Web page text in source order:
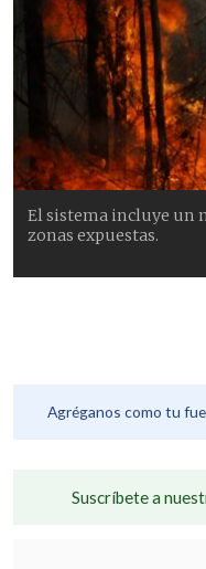
El sistema incluye un
zonas expuestas.
Agréganos como tu
Suscríbete a